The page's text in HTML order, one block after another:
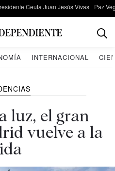
Ceuta Juan Jesús Vivas Paz
INTERNACIONAL
luz, el gran
vuelve a la